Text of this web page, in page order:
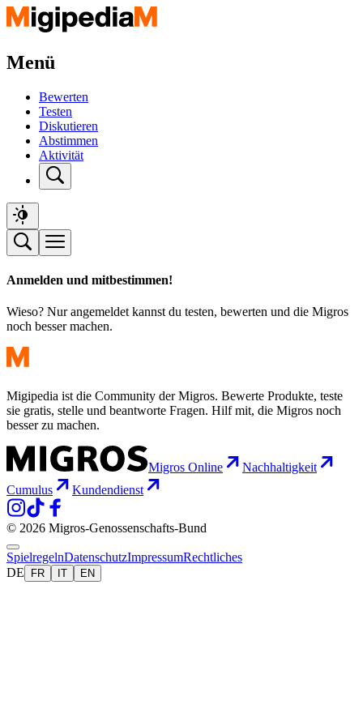
Menü
Bewerten
Testen
Diskutieren
Abstimmen
Aktivität
Anmelden und mitbestimmen!
Wieso? Nur angemeldet kannst du testen, bewerten und die Migros
noch besser machen.
Migipedia ist die Community der Migros. Bewerte Produkte, teste
sie gratis, stelle und beantworte Fragen. Hilf mit, die Migros noch
besser zu machen.
Migros Online
Nachhaltigkeit
Cumulus
Kundendienst
© 2026 Migros-Genossenschafts-Bund
SpielregelnDatenschutzImpressumRechtliches
DE
FR IT EN